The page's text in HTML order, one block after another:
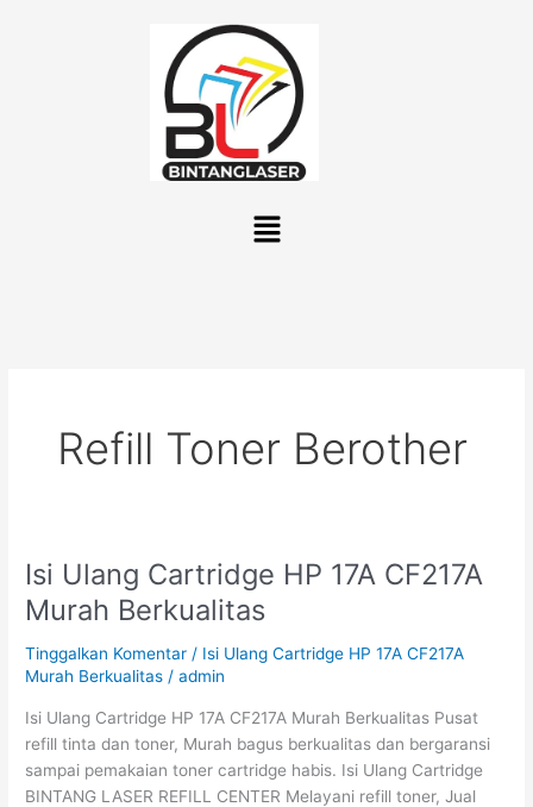
Menu
Refill Toner Berother
Isi Ulang Cartridge HP 17A CF217A
Murah Berkualitas
Tinggalkan Komentar / Isi Ulang Cartridge HP 17A CF217A
Murah Berkualitas /admin
Isi Ulang Cartridge HP 17A CF217A Murah Berkualitas Pusat
refill tinta dan toner, Murah bagus berkualitas dan bergaransi
sampai pemakaian toner cartridge habis. Isi Ulang Cartridge
BINTANG LASER REFILL CENTER Melayani refill toner, Jual
Isi
Ulang
Cartridge
HP
17A
Murah
Berkualitas